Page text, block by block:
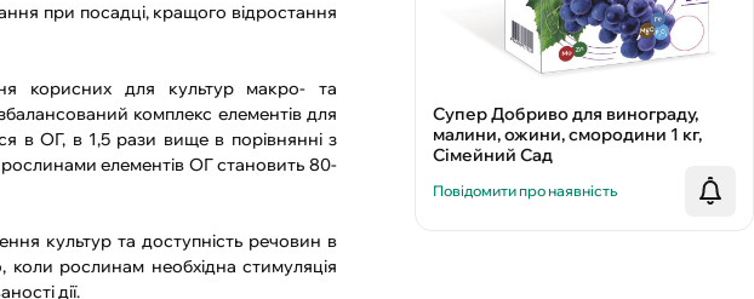
при посадці, кращого відростання
корисних для культур макро- та
комплекс елементів для
в ОГ, в 1,5 рази вище в порівнянні з
елементів ОГ становить 80-
культур та доступність речовин в
рослинам необхідна стимуляція
дії.
Супер Добриво для винограду,
малини, ожини, смородини 1 кг,
Сімейний Сад
Повідомити про наявність